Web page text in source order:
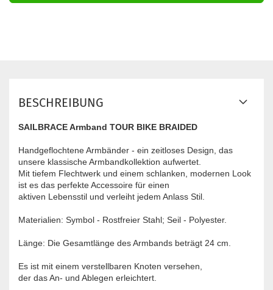
BESCHREIBUNG
SAILBRACE Armband TOUR BIKE BRAIDED
Handgeflochtene Armbänder - ein zeitloses Design, das
unsere klassische Armbandkollektion aufwertet.
Mit tiefem Flechtwerk und einem schlanken, modernen Look
ist es das perfekte Accessoire für einen
aktiven Lebensstil und verleiht jedem Anlass Stil.
Materialien: Symbol - Rostfreier Stahl; Seil - Polyester.
Länge: Die Gesamtlänge des Armbands beträgt 24 cm.
Es ist mit einem verstellbaren Knoten versehen,
der das An- und Ablegen erleichtert.